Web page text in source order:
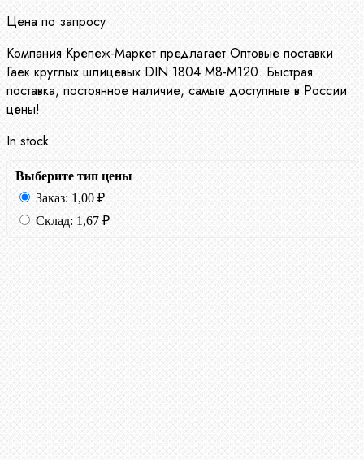
Цена по запросу
Компания Крепеж-Маркет предлагает Оптовые поставки
Гаек круглых шлицевых DIN 1804 М8-М120. Быстрая
поставка, постоянное наличие, самые доступные в России
цены!
In stock
Выберите тип цены
Заказ: 1,00 ₽
Склад: 1,67 ₽